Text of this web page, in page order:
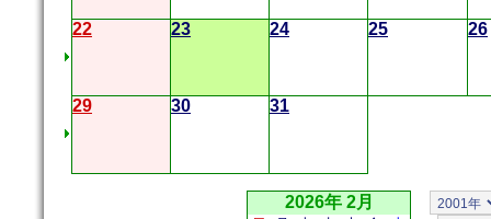
22 23 24 25 26
29 30 31
2026年 2月